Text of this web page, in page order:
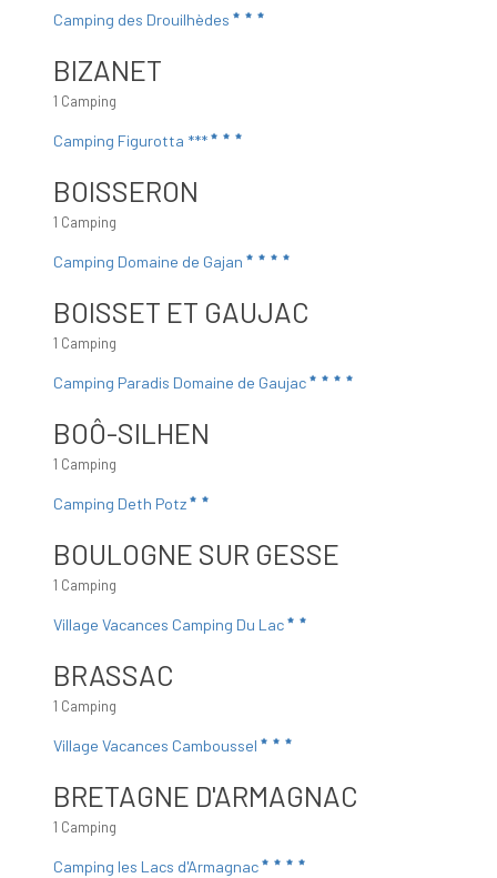
Camping des Drouilhèdes
BIZANET
1 Camping
Camping Figurotta ***
BOISSERON
1 Camping
Camping Domaine de Gajan
BOISSET ET GAUJAC
1 Camping
Camping Paradis Domaine de Gaujac
BOÔ-SILHEN
1 Camping
Camping Deth Potz
BOULOGNE SUR GESSE
1 Camping
Village Vacances Camping Du Lac
BRASSAC
1 Camping
Village Vacances Camboussel
BRETAGNE D'ARMAGNAC
1 Camping
Camping les Lacs d'Armagnac